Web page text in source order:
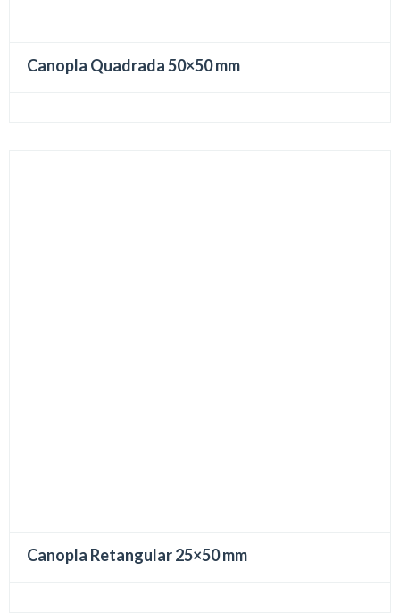
Canopla Quadrada 50×50 mm
Canopla Retangular 25×50 mm